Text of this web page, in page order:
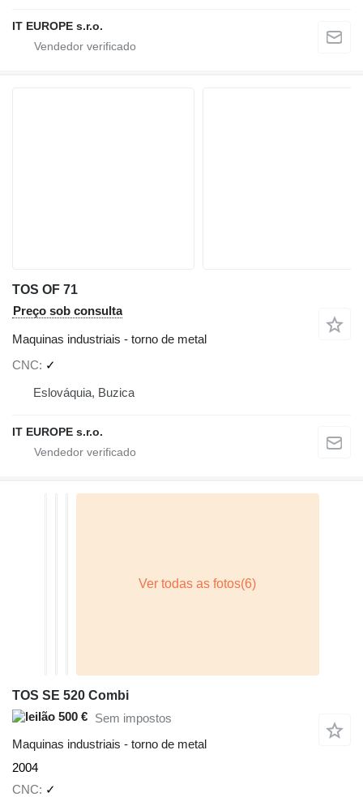
IT EUROPE s.r.o.
TOS OF 71
Preço sob consulta
Maquinas industriais - torno de metal
CNC
✓
Eslováquia, Buzica
IT EUROPE s.r.o.
TOS SE 520 Combi
500 € Sem impostos
Maquinas industriais - torno de metal
2004
CNC
✓